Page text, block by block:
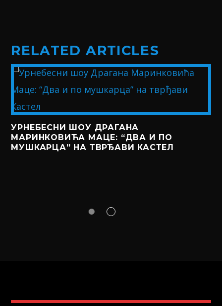
RELATED ARTICLES
УРНЕБЕСНИ ШОУ ДРАГАНА
МАРИНКОВИЋА МАЦЕ: “ДВА И ПО
МУШКАРЦА” НА ТВРЂАВИ КАСТЕЛ